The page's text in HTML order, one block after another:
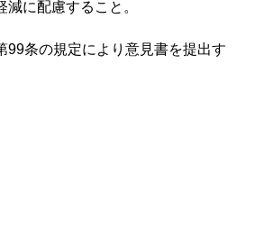
に配慮すること。
99条の規定により意見書を提出す